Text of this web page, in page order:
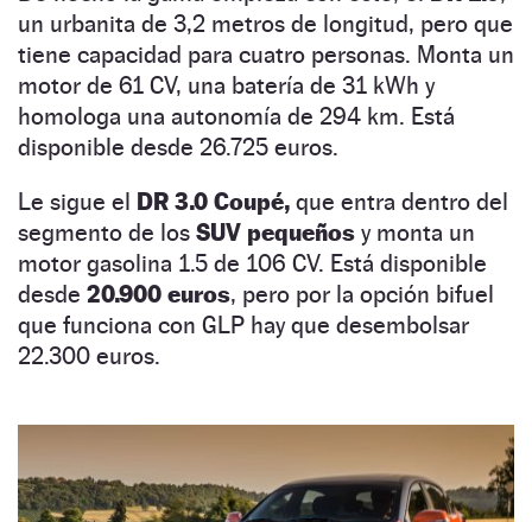
un urbanita de 3,2 metros de longitud, pero que
tiene capacidad para cuatro personas. Monta un
motor de 61 CV, una batería de 31 kWh y
homologa una autonomía de 294 km. Está
disponible desde 26.725 euros.
Le sigue el DR 3.0 Coupé, que entra dentro del
segmento de los SUV pequeños y monta un
motor gasolina 1.5 de 106 CV. Está disponible
desde 20.900 euros, pero por la opción bifuel
que funciona con GLP hay que desembolsar
22.300 euros.